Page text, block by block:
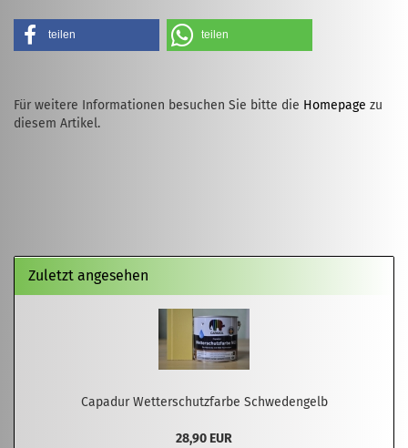
teilen teilen
Für weitere Informationen besuchen Sie bitte die Homepage zu
diesem Artikel.
Zuletzt angesehen
Capadur Wetterschutzfarbe Schwedengelb
28,90 EUR